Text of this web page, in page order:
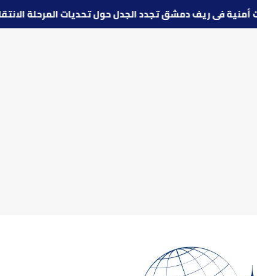
توترات أمنية في ريف دمشق تجدد الجدل حول تحديات المرحلة